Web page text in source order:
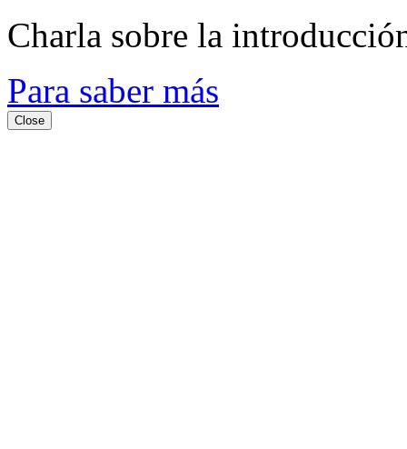
Charla sobre la
Para saber más
Close